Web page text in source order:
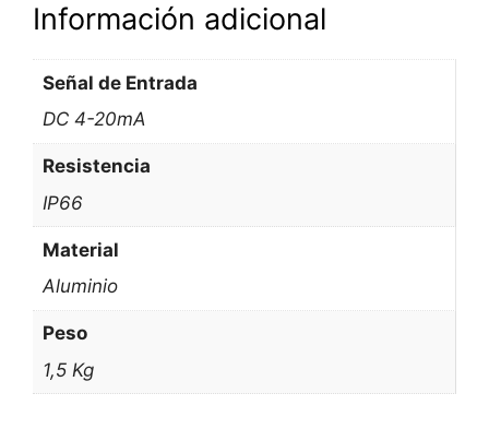
Información adicional
Señal de Entrada
DC 4-20mA
Resistencia
IP66
Material
Aluminio
Peso
1,5 Kg